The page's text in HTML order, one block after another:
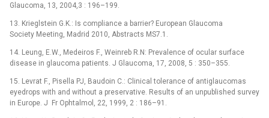
Glaucoma, 13, 2004,3 : 196–199.
13. Krieglstein G.K.: Is compliance a barrier? European Glaucoma
Society Meeting, Madrid 2010, Abstracts MS7.1.
14. Leung, E.W., Medeiros F., Weinreb R.N: Prevalence of ocular surface
disease in glaucoma patients. J Glaucoma, 17, 2008, 5 : 350–355.
15. Levrat F., Pisella PJ, Baudoin C.: Clinical tolerance of antiglaucomas
eyedrops with and without a preservative. Results of an unpublished survey
in Europe. J Fr Ophtalmol, 22, 1999, 2 : 186–91.